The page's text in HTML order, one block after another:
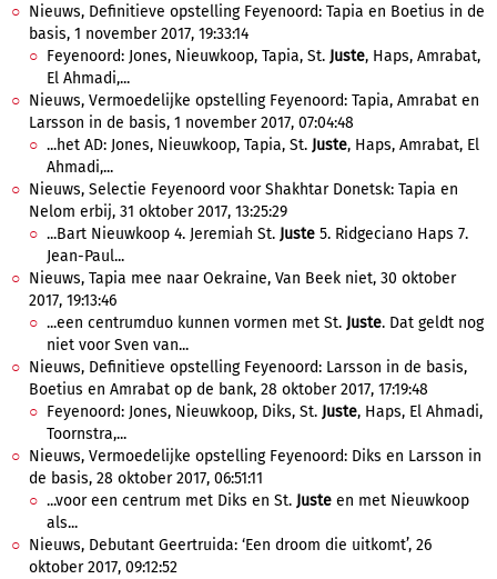
Nieuws, Definitieve opstelling Feyenoord: Tapia en Boetius in de
basis, 1 november 2017, 19:33:14
Feyenoord: Jones, Nieuwkoop, Tapia, St. Juste, Haps, Amrabat,
El Ahmadi,...
Nieuws, Vermoedelijke opstelling Feyenoord: Tapia, Amrabat en
Larsson in de basis, 1 november 2017, 07:04:48
...het AD: Jones, Nieuwkoop, Tapia, St. Juste, Haps, Amrabat, El
Ahmadi,...
Nieuws, Selectie Feyenoord voor Shakhtar Donetsk: Tapia en
Nelom erbij, 31 oktober 2017, 13:25:29
...Bart Nieuwkoop 4. Jeremiah St. Juste 5. Ridgeciano Haps 7.
Jean-Paul...
Nieuws, Tapia mee naar Oekraine, Van Beek niet, 30 oktober
2017, 19:13:46
...een centrumduo kunnen vormen met St. Juste. Dat geldt nog
niet voor Sven van...
Nieuws, Definitieve opstelling Feyenoord: Larsson in de basis,
Boetius en Amrabat op de bank, 28 oktober 2017, 17:19:48
Feyenoord: Jones, Nieuwkoop, Diks, St. Juste, Haps, El Ahmadi,
Toornstra,...
Nieuws, Vermoedelijke opstelling Feyenoord: Diks en Larsson in
de basis, 28 oktober 2017, 06:51:11
...voor een centrum met Diks en St. Juste en met Nieuwkoop
als...
Nieuws, Debutant Geertruida: ‘Een droom die uitkomt’, 26
oktober 2017, 09:12:52